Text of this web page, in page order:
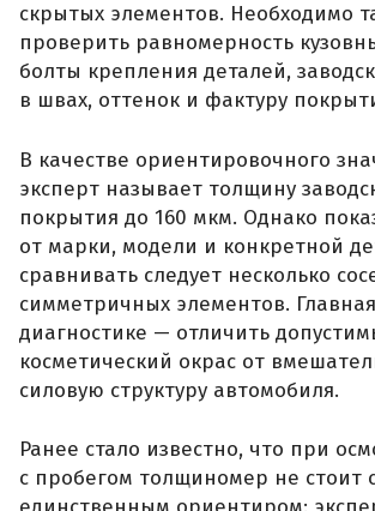
скрытых элементов. Необходимо
проверить равномерность
болты крепления деталей,
в швах, оттенок и фактуру
В качестве ориентировочного
эксперт называет толщину
покрытия до 160 мкм. Однако
от марки, модели и конкретной
сравнивать следует несколько
симметричных элементов.
диагностике — отличить
косметический окрас от
силовую структуру автомобиля.
Ранее стало известно, что при
с пробегом толщиномер не стоит